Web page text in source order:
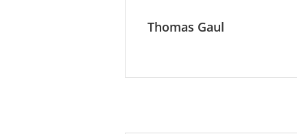
Thomas Gaul